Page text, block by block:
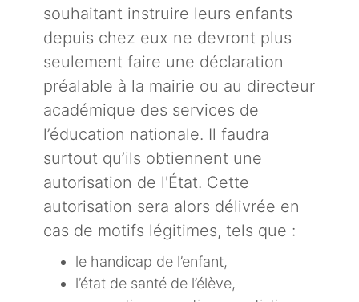
souhaitant instruire leurs enfants
depuis chez eux ne devront plus
seulement faire une déclaration
préalable à la mairie ou au directeur
académique des services de
l’éducation nationale. Il faudra
surtout qu’ils obtiennent une
autorisation de l'État. Cette
autorisation sera alors délivrée en
cas de motifs légitimes, tels que :
le handicap de l’enfant,
l’état de santé de l’élève,